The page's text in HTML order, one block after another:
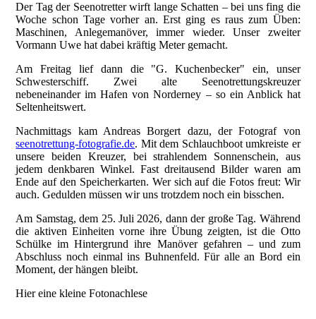
Der Tag der Seenotretter wirft lange Schatten – bei uns fing die
Woche schon Tage vorher an. Erst ging es raus zum Üben:
Maschinen, Anlegemanöver, immer wieder. Unser zweiter
Vormann Uwe hat dabei kräftig Meter gemacht.
Am Freitag lief dann die "G. Kuchenbecker" ein, unser
Schwesterschiff. Zwei alte Seenotrettungskreuzer
nebeneinander im Hafen von Norderney – so ein Anblick hat
Seltenheitswert.
Nachmittags kam Andreas Borgert dazu, der Fotograf von
seenotrettung-fotografie.de. Mit dem Schlauchboot umkreiste er
unsere beiden Kreuzer, bei strahlendem Sonnenschein, aus
jedem denkbaren Winkel. Fast dreitausend Bilder waren am
Ende auf den Speicherkarten. Wer sich auf die Fotos freut: Wir
auch. Gedulden müssen wir uns trotzdem noch ein bisschen.
Am Samstag, dem 25. Juli 2026, dann der große Tag. Während
die aktiven Einheiten vorne ihre Übung zeigten, ist die Otto
Schülke im Hintergrund ihre Manöver gefahren – und zum
Abschluss noch einmal ins Buhnenfeld. Für alle an Bord ein
Moment, der hängen bleibt.
Hier eine kleine Fotonachlese